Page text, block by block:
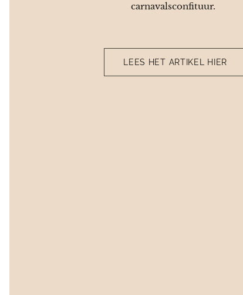
carnavalsconfituur.
LEES HET ARTIKEL HIER